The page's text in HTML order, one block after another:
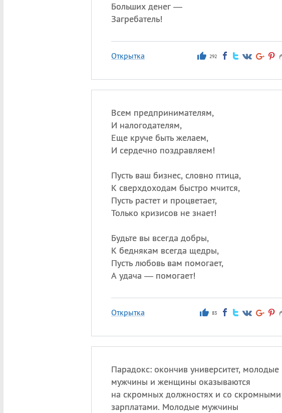
Больших денег —
Загребатель!
Открытка 292
Всем предпринимателям,
И налогодателям,
Еще круче быть желаем,
И сердечно поздравляем!
Пусть ваш бизнес, словно птица,
К сверхдоходам быстро мчится,
Пусть растет и процветает,
Только кризисов не знает!
Будьте вы всегда добры,
К беднякам всегда щедры,
Пусть любовь вам помогает,
А удача — помогает!
Открытка 83
Парадокс: окончив университет, молодые
мужчины и женщины оказываются
на скромных должностях и со скромными
зарплатами. Молодые мужчины